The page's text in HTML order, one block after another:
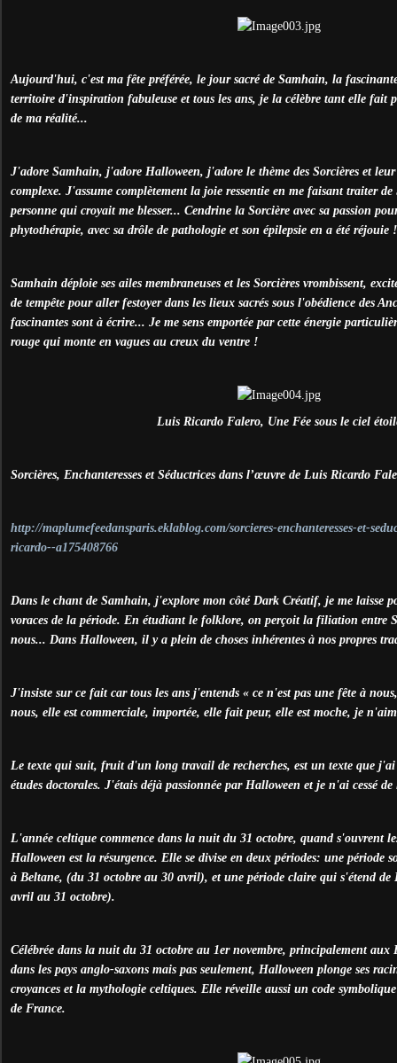
Aujourd'hui, c'est ma fête préférée, le jour sacré de Samhain, la
territoire d'inspiration fabuleuse et tous les ans, je la célèbre tant elle fait
de ma réalité...
J'adore Samhain, j'adore Halloween, j'adore le thème des Sorcières et
complexe. J'assume complètement la joie ressentie en me faisant traiter
personne qui croyait me blesser... Cendrine la Sorcière avec sa passion
phytothérapie, avec sa drôle de pathologie et son épilepsie en a été réjouie !
Samhain déploie ses ailes membraneuses et les Sorcières vrombissent,
de tempête pour aller festoyer dans les lieux sacrés sous l'obédience des
fascinantes sont à écrire... Je me sens emportée par cette énergie
rouge qui monte en vagues au creux du ventre !
Luis Ricardo Falero, Une Fée sous le ciel
Sorcières, Enchanteresses et Séductrices dans l’œuvre de Luis Ricardo
http://maplumefeedansparis.eklablog.com/sorcieres-enchanteresses-et-
ricardo--a175408766
Dans le chant de Samhain, j'explore mon côté Dark Créatif, je me laisse
voraces de la période. En étudiant le folklore, on perçoit la filiation entre
nous... Dans Halloween, il y a plein de choses inhérentes à nos propres
J'insiste sur ce fait car tous les ans j'entends « ce n'est pas une fête à
nous, elle est commerciale, importée, elle fait peur, elle est moche, je
Le texte qui suit, fruit d'un long travail de recherches, est un texte que j'ai
études doctorales. J'étais déjà passionnée par Halloween et je n'ai cessé
L'année celtique commence dans la nuit du 31 octobre, quand s'ouvrent
Halloween est la résurgence. Elle se divise en deux périodes: une période
à Beltane, (du 31 octobre au 30 avril), et une période claire qui s'étend de
avril au 31 octobre).
Célébrée dans la nuit du 31 octobre au 1er novembre, principalement aux
dans les pays anglo-saxons mais pas seulement, Halloween plonge ses
croyances et la mythologie celtiques. Elle réveille aussi un code
de France.